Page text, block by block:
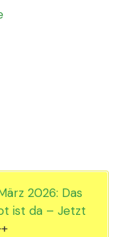
2026: Das
ist da – Jetzt